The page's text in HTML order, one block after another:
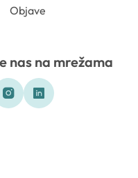
Objave
nas na mrežama